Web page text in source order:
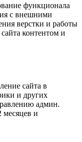
функционала
с внешними
верстки и работы
контентом и
сайта в
и других
админ.
месяцев и